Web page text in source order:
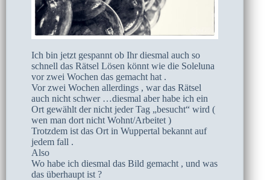
Ich bin jetzt gespannt ob Ihr diesmal auch so
schnell das Rätsel Lösen könnt wie die Soleluna
vor zwei Wochen das gemacht hat .
Vor zwei Wochen allerdings , war das Rätsel
auch nicht schwer …diesmal aber habe ich ein
Ort gewählt der nicht jeder Tag „besucht“ wird (
wen man dort nicht Wohnt/Arbeitet )
Trotzdem ist das Ort in Wuppertal bekannt auf
jedem fall .
Also
Wo habe ich diesmal das Bild gemacht , und was
das überhaupt ist ?